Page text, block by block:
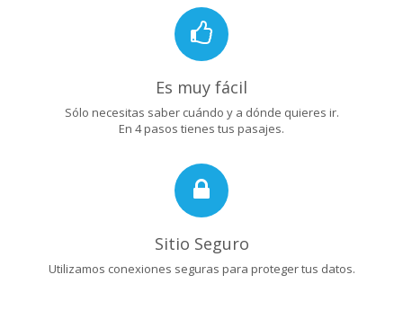
Es muy fácil
Sólo necesitas saber cuándo y a dónde quieres ir.
En 4 pasos tienes tus pasajes.
Sitio Seguro
Utilizamos conexiones seguras para proteger tus datos.